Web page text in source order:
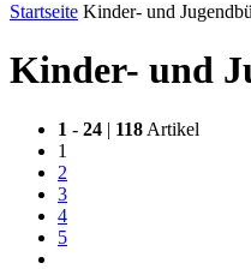
Startseite Kinder- und
Kinder- und
1 - 24 | 118 Artikel
1
2
3
4
5